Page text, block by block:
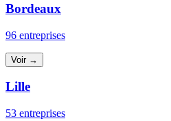
Bordeaux
96 entreprises
Voir →
Lille
53 entreprises